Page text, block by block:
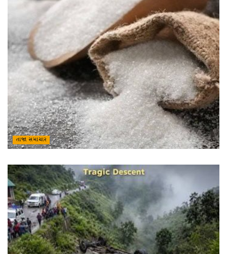
તાજા સમાચાર